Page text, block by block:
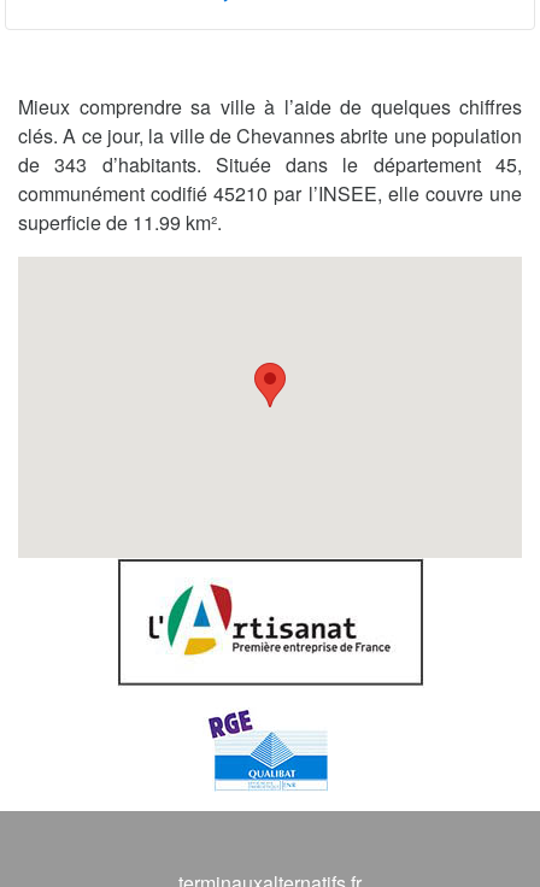
Mieux comprendre sa ville à l’aide de quelques chiffres
clés. A ce jour, la ville de Chevannes abrite une population
de 343 d’habitants. Située dans le département 45,
communément codifié 45210 par l’INSEE, elle couvre une
superficie de 11.99 km².